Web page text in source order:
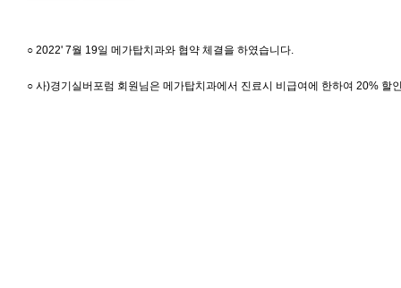
○ 2022' 7월 19일 메가탑치과와 협약 체결을 하였습니다.
○ 사)경기실버포럼 회원님은 메가탑치과에서 진료시 비급여에 한하여 20% 할